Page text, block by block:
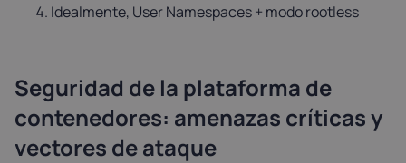
Idealmente, User Namespaces + modo rootless
Seguridad de la plataforma de
contenedores: amenazas críticas y
vectores de ataque